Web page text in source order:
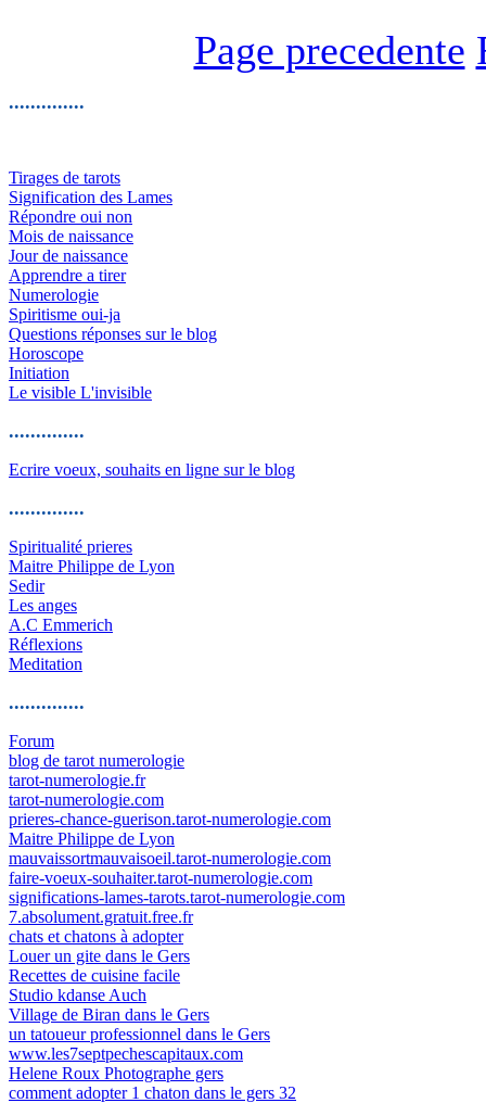
Page precedente
..............
Tirages de tarots
Signification des Lames
Répondre oui non
Mois de naissance
Jour de naissance
Apprendre a tirer
Numerologie
Spiritisme oui-ja
Questions réponses sur le blog
Horoscope
Initiation
Le visible L'invisible
..............
Ecrire voeux, souhaits en ligne sur le blog
..............
Spiritualité prieres
Maitre Philippe de Lyon
Sedir
Les anges
A.C Emmerich
Réflexions
Meditation
..............
Forum
blog de tarot numerologie
tarot-numerologie.fr
tarot-numerologie.com
prieres-chance-guerison.tarot-numerologie.com
Maitre Philippe de Lyon
mauvaissortmauvaisoeil.tarot-numerologie.com
faire-voeux-souhaiter.tarot-numerologie.com
significations-lames-tarots.tarot-numerologie.com
7.absolument.gratuit.free.fr
chats et chatons à adopter
Louer un gite dans le Gers
Recettes de cuisine facile
Studio kdanse Auch
Village de Biran dans le Gers
un tatoueur professionnel dans le Gers
www.les7septpechescapitaux.com
Helene Roux Photographe gers
comment adopter 1 chaton dans le gers 32